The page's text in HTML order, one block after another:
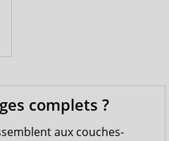
complets ?
aux couches-